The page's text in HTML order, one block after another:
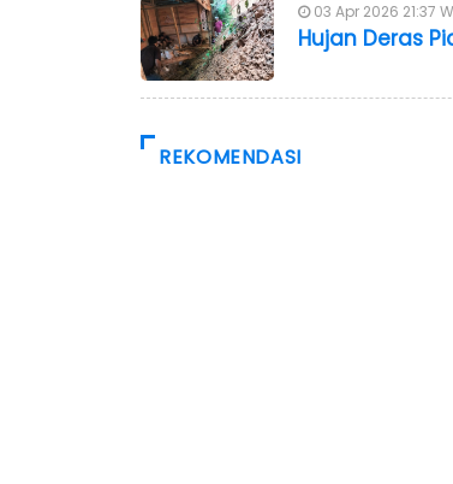
03 Apr 2026 21:37
Hujan Deras
REKOMENDASI